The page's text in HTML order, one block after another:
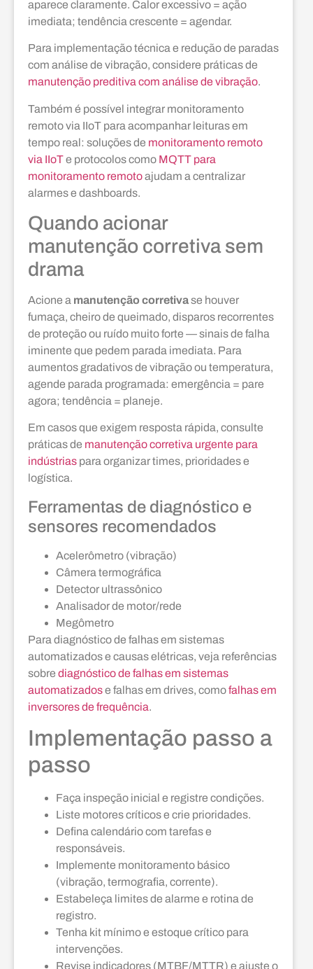
aparece claramente. Calor excessivo = ação
imediata; tendência crescente = agendar.
Para implementação técnica e redução de paradas
com análise de vibração, considere práticas de
manutenção preditiva com análise de vibração.
Também é possível integrar monitoramento
remoto via IIoT para acompanhar leituras em
tempo real: soluções de monitoramento remoto
via IIoTe protocolos como MQTT para
monitoramento remotoajudam a centralizar
alarmes e dashboards.
Quando acionar
manutenção corretiva sem
drama
Acione a manutenção corretivase houver
fumaça, cheiro de queimado, disparos recorrentes
de proteção ou ruído muito forte — sinais de falha
iminente que pedem parada imediata. Para
aumentos gradativos de vibração ou temperatura,
agende parada programada: emergência = pare
agora; tendência = planeje.
Em casos que exigem resposta rápida, consulte
práticas de manutenção corretiva urgente para
indústrias para organizar times, prioridades e
logística.
Ferramentas de diagnóstico e
sensores recomendados
Acelerômetro (vibração)
Câmera termográfica
Detector ultrassônico
Analisador de motor/rede
Megômetro
Para diagnóstico de falhas em sistemas
automatizados e causas elétricas, veja referências
sobre diagnóstico de falhas em sistemas
automatizadose falhas em drives, comofalhas em
inversores de frequência.
Implementação passo a
passo
Faça inspeção inicial e registre condições.
Liste motores críticos e crie prioridades.
Defina calendário com tarefas e
responsáveis.
Implemente monitoramento básico
(vibração, termografia, corrente).
Estabeleça limites de alarme e rotina de
registro.
Tenha kit mínimo e estoque crítico para
intervenções.
Revise indicadores (MTBF/MTTR) e ajuste o